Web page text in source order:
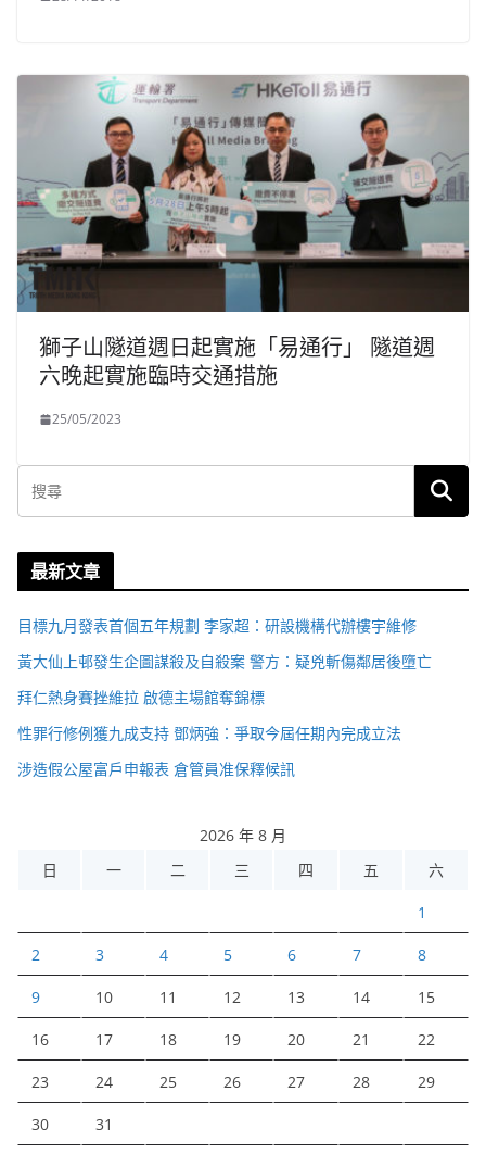
獅子山隧道週日起實施「易通行」 隧道週
六晚起實施臨時交通措施
25/05/2023
最新文章
目標九月發表首個五年規劃 李家超：研設機構代辦樓宇維修
黃大仙上邨發生企圖謀殺及自殺案 警方：疑兇斬傷鄰居後墮亡
拜仁熱身賽挫維拉 啟德主場館奪錦標
性罪行修例獲九成支持 鄧炳強：爭取今屆任期內完成立法
涉造假公屋富戶申報表 倉管員准保釋候訊
2026 年 8 月
日
一 二 三 四 五 六
1
2 3 4 5 6 7 8
9 10 11 12 13 14 15
16 17 18 19 20 21 22
23 24 25 26 27 28 29
30 31